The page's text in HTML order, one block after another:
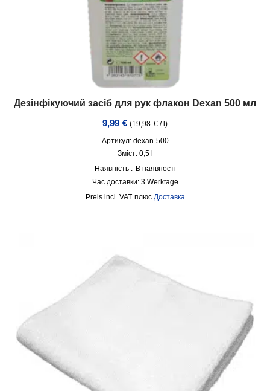
Дезінфікуючий засіб для рук флакон Dexan 500 мл
9,99 € (19,98 € /l)
Артикул: dexan-500
Зміст: 0,5
Наявність : В наявності
Час доставки: 3 Werktage
incl. VAT плюс Доставка